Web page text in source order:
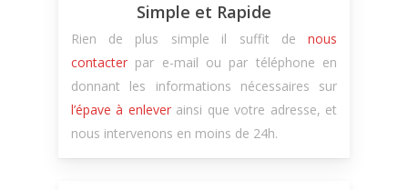
Simple et Rapide
Rien de plus simple il suffit denous
contacterpar e-mail ou par téléphone en
donnant les informations nécessaires sur
l’épave à enleverainsi que votre adresse, et
nous intervenons en moins de 24h.